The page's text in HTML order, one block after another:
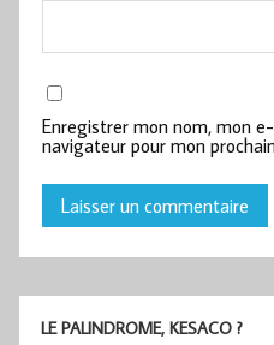
Enregistrer mon nom, mon
navigateur pour mon
LE PALINDROME, KESACO ?